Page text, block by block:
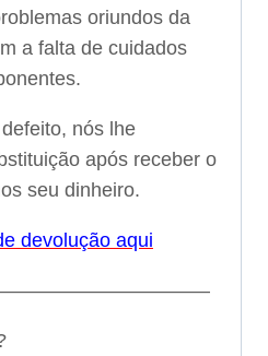
oriundos da
a falta de cuidados
nós lhe
após receber o
seu dinheiro.
devolução aqui